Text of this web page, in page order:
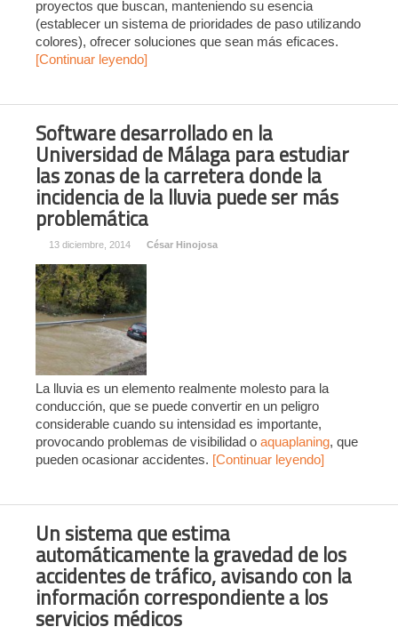
proyectos que buscan, manteniendo su esencia
(establecer un sistema de prioridades de paso utilizando
colores), ofrecer soluciones que sean más eficaces.
[Continuar leyendo]
Software desarrollado en la
Universidad de Málaga para estudiar
las zonas de la carretera donde la
incidencia de la lluvia puede ser más
problemática
13 diciembre, 2014 César Hinojosa
La lluvia es un elemento realmente molesto para la
conducción, que se puede convertir en un peligro
considerable cuando su intensidad es importante,
provocando problemas de visibilidad o aquaplaning, que
pueden ocasionar accidentes. [Continuar leyendo]
Un sistema que estima
automáticamente la gravedad de los
accidentes de tráfico, avisando con la
información correspondiente a los
servicios médicos